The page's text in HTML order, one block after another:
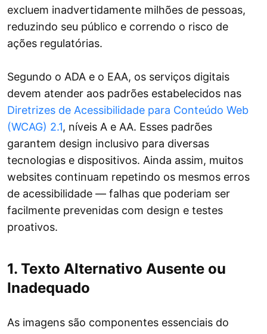
excluem inadvertidamente milhões de pessoas,
reduzindo seu público e correndo o risco de
ações regulatórias.
Segundo o ADA e o EAA, os serviços digitais
devem atender aos padrões estabelecidos nas
Diretrizes de Acessibilidade para Conteúdo Web
(WCAG) 2.1, níveis A e AA. Esses padrões
garantem design inclusivo para diversas
tecnologias e dispositivos. Ainda assim, muitos
websites continuam repetindo os mesmos erros
de acessibilidade — falhas que poderiam ser
facilmente prevenidas com design e testes
proativos.
1. Texto Alternativo Ausente ou
Inadequado
As imagens são componentes essenciais do